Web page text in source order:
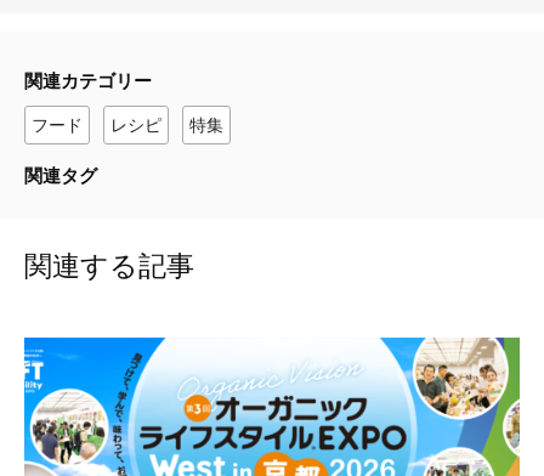
関連カテゴリー
フード レシピ 特集
関連タグ
関連する記事